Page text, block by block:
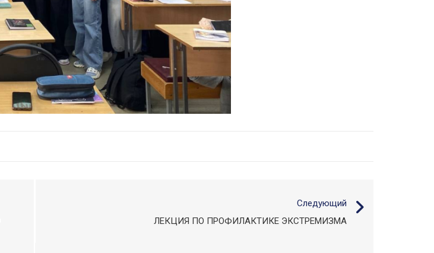
Следующий
ЛЕКЦИЯ ПО ПРОФИЛАКТИКЕ ЭКСТРЕМИЗМА